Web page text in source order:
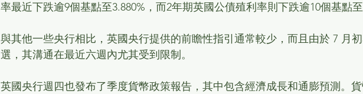
率最近下跌逾9個基點至3.880%，而2年期英國公債殖利率則下跌逾10個基點
與其他一些央行相比，英國央行提供的前瞻性指引通常較少，而且由於 7 月
選，其溝通在最近六週內尤其受到限制。
英國央行週四也發布了季度貨幣政策報告，其中包含經濟成長和通膨預測。